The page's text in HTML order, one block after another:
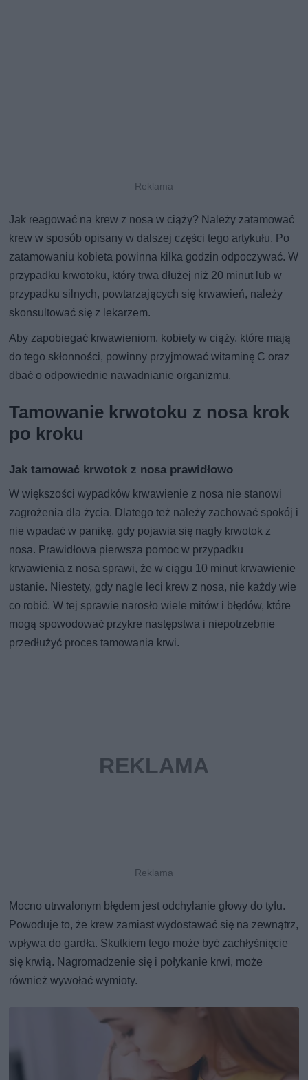
Jak reagować na krew z nosa w ciąży? Należy zatamować
krew w sposób opisany w dalszej części tego artykułu. Po
zatamowaniu kobieta powinna kilka godzin odpoczywać. W
przypadku krwotoku, który trwa dłużej niż 20 minut lub w
przypadku silnych, powtarzających się krwawień, należy
skonsultować się z lekarzem.
Aby zapobiegać krwawieniom, kobiety w ciąży, które mają
do tego skłonności, powinny przyjmować witaminę C oraz
dbać o odpowiednie nawadnianie organizmu.
Tamowanie krwotoku z nosa krok
po kroku
Jak tamować krwotok z nosa prawidłowo
W większości wypadków krwawienie z nosa nie stanowi
zagrożenia dla życia. Dlatego też należy zachować spokój i
nie wpadać w panikę, gdy pojawia się nagły krwotok z
nosa. Prawidłowa pierwsza pomoc w przypadku
krwawienia z nosa sprawi, że w ciągu 10 minut krwawienie
ustanie. Niestety, gdy nagle leci krew z nosa, nie każdy wie
co robić. W tej sprawie narosło wiele mitów i błędów, które
mogą spowodować przykre następstwa i niepotrzebnie
przedłużyć proces tamowania krwi.
Mocno utrwalonym błędem jest odchylanie głowy do tyłu.
Powoduje to, że krew zamiast wydostawać się na zewnątrz,
wpływa do gardła. Skutkiem tego może być zachłyśnięcie
się krwią. Nagromadzenie się i połykanie krwi, może
również wywołać wymioty.